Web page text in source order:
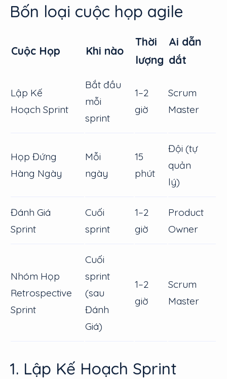
Bốn loại cuộc họp agile
Cuộc Họp Khi nào
Thời
lượng
Ai dẫn
dắt
Lập Kế
Hoạch Sprint
Bắt đầu
mỗi
sprint
1–2
giờ
Scrum
Master
Họp Đứng
Hàng Ngày
Mỗi
ngày
15
phút
Đội (tự
quản
lý)
Đánh Giá
Sprint
Cuối
sprint
1–2
giờ
Product
Owner
Nhóm Họp
Retrospective
Sprint
Cuối
sprint
(sau
Đánh
Giá)
1–2
giờ
Scrum
Master
1. Lập Kế Hoạch Sprint